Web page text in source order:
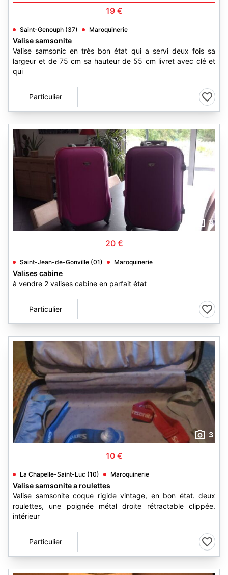
19 €
Saint-Genouph (37) Maroquinerie
Valise samsonite
Valise samsonic en très bon état qui a servi deux fois sa
largeur et de 75 cm sa hauteur de 55 cm livret avec clé et
qui
Particulier
3
20 €
Saint-Jean-de-Gonville (01) Maroquinerie
Valises cabine
à vendre 2 valises cabine en parfait état
Particulier
3
10 €
La Chapelle-Saint-Luc (10) Maroquinerie
Valise samsonite a roulettes
Valise samsonite coque rigide vintage, en bon état. deux
roulettes, une poignée métal droite rétractable clippée.
intérieur
Particulier